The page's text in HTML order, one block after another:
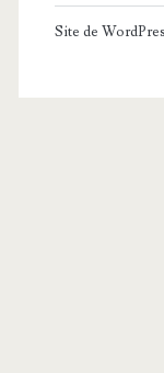
Site de